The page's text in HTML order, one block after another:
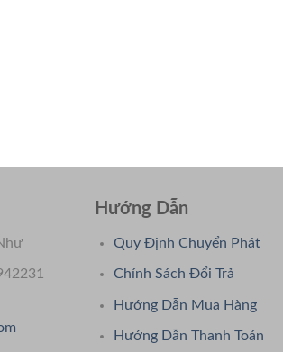
Hướng Dẫn
Quy Định Chuyển Phát
Chính Sách Đổi Trả
Hướng Dẫn Mua Hàng
Hướng Dẫn Thanh Toán